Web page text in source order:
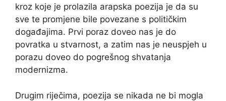
kroz koje je prolazila arapska poezija je da su
sve te promjene bile povezane s političkim
događajima. Prvi poraz doveo nas je do
povratka u stvarnost, a zatim nas je neuspjeh u
porazu doveo do pogrešnog shvatanja
modernizma.
Drugim riječima, poezija se nikada ne bi mogla